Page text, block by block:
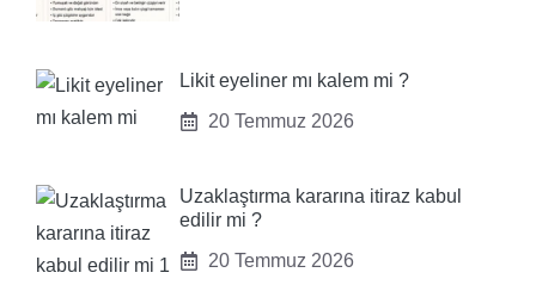
Likit eyeliner mı kalem mi ?
20 Temmuz 2026
Uzaklaştırma kararına itiraz kabul
edilir mi ?
20 Temmuz 2026